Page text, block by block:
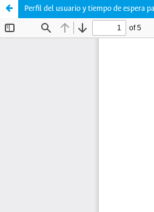
Perfil del usuario y tiempo de espera